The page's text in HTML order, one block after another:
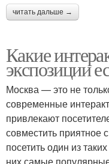
читать дальше →
Какие
экспозиции
Москва — это не
современные
привлекают
совместить приятное
посетить один из
них самые